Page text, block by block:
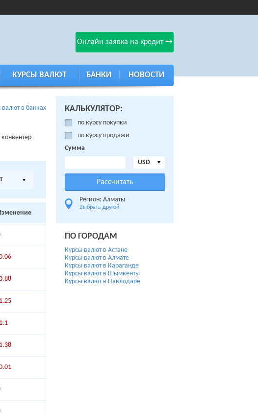
Онлайн заявка на кредит →
КУРСЫ ВАЛЮТ БАНКИ НОВОСТИ
валют в банках КАЛЬКУЛЯТОР:
по курсу покупки
по курсу продажи
Сумма
USD
Регион: Алматы
Выбрать другой
ПО ГОРОДАМ
Курсы валют в Астане
Курсы валют в Алмате
Курсы валют в Караганде
Курсы валют в Шымкенты
Курсы валют в Павлодаре